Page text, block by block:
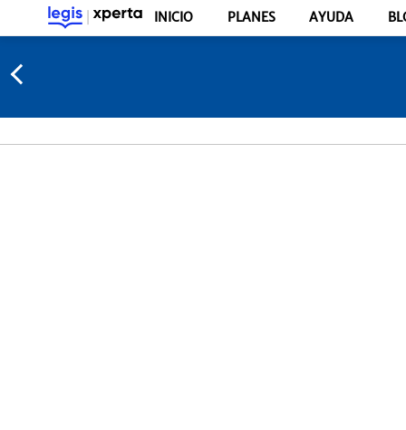
INICIO PLANES AYUDA